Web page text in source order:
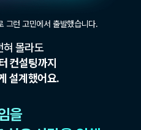
그런 고민에서 출발했습니다.
혀 몰라도
컨설팅까지
설계했어요.
을